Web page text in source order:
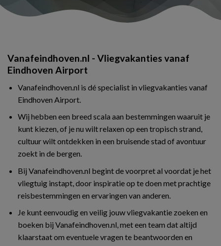
Vanafeindhoven.nl - Vliegvakanties vanaf
Eindhoven Airport
Vanafeindhoven.nl is dé specialist in vliegvakanties vanaf
Eindhoven Airport.
Wij hebben een breed scala aan bestemmingen waaruit je
kunt kiezen, of je nu wilt relaxen op een tropisch strand,
cultuur wilt ontdekken in een bruisende stad of avontuur
zoekt in de bergen.
Bij Vanafeindhoven.nl begint de voorpret al voordat je het
vliegtuig instapt, door inspiratie op te doen met prachtige
reisbestemmingen en ervaringen van anderen.
Je kunt eenvoudig en veilig jouw vliegvakantie zoeken en
boeken bij Vanafeindhoven.nl, met een team dat altijd
klaarstaat om eventuele vragen te beantwoorden en